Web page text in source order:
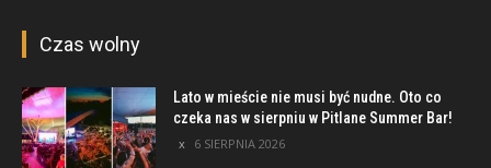
Czas wolny
Lato w mieście nie musi być nudne. Oto co
czeka nas w sierpniu w Pitlane Summer Bar!
6 SIERPNIA 2026